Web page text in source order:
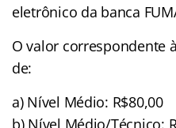
eletrônico da banca
O valor correspondente
de:
a) Nível Médio: R$80,00
b) Nível Médio/Técnico: